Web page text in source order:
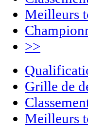
Meilleurs
>>
Grille de
Meilleurs